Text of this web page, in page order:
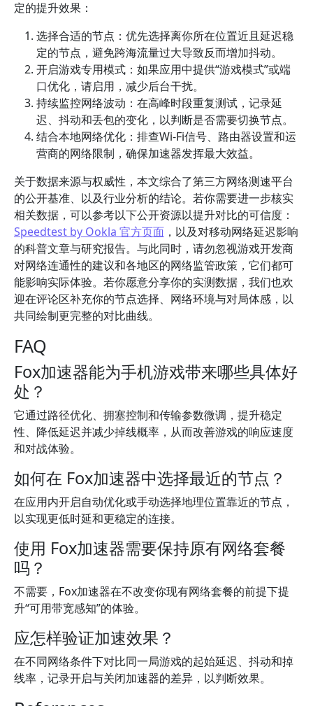
定的提升效果：
选择合适的节点：优先选择离你所在位置近且延迟稳
定的节点，避免跨海流量过大导致反而增加抖动。
开启游戏专用模式：如果应用中提供“游戏模式”或端
口优化，请启用，减少后台干扰。
持续监控网络波动：在高峰时段重复测试，记录延
迟、抖动和丢包的变化，以判断是否需要切换节点。
结合本地网络优化：排查Wi-Fi信号、路由器设置和运
营商的网络限制，确保加速器发挥最大效益。
关于数据来源与权威性，本文综合了第三方网络测速平台
的公开基准、以及行业分析的结论。若你需要进一步核实
相关数据，可以参考以下公开资源以提升对比的可信度：
Speedtest by Ookla 官方页面 ，以及对移动网络延迟影响
的科普文章与研究报告。与此同时，请勿忽视游戏开发商
对网络连通性的建议和各地区的网络监管政策，它们都可
能影响实际体验。若你愿意分享你的实测数据，我们也欢
迎在评论区补充你的节点选择、网络环境与对局体感，以
共同绘制更完整的对比曲线。
FAQ
Fox加速器能为手机游戏带来哪些具体好
处？
它通过路径优化、拥塞控制和传输参数微调，提升稳定
性、降低延迟并减少掉线概率，从而改善游戏的响应速度
和对战体验。
如何在 Fox加速器中选择最近的节点？
在应用内开启自动优化或手动选择地理位置靠近的节点，
以实现更低时延和更稳定的连接。
使用 Fox加速器需要保持原有网络套餐
吗？
不需要，Fox加速器在不改变你现有网络套餐的前提下提
升“可用带宽感知”的体验。
应怎样验证加速效果？
在不同网络条件下对比同一局游戏的起始延迟、抖动和掉
线率，记录开启与关闭加速器的差异，以判断效果。